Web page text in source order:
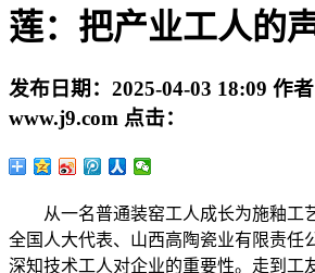
莲：把产业工人的
发布日期： 2025-04-03 18:09 作者
www.j9.com 点击：
从一名普通装窑工人成长为施釉工艺
全国人大代表、山西高陶瓷业有限责任
深知技术工人对企业的重要性。走到工